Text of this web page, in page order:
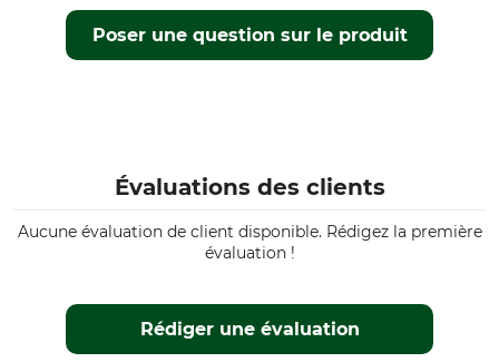
Poser une question sur le produit
Évaluations des clients
Aucune évaluation de client disponible. Rédigez la première
évaluation !
Rédiger une évaluation